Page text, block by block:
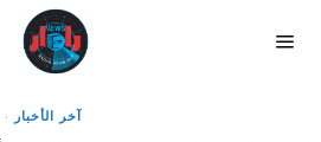
آخر الأخبار ·